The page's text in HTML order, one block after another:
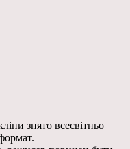
знято всесвітньо